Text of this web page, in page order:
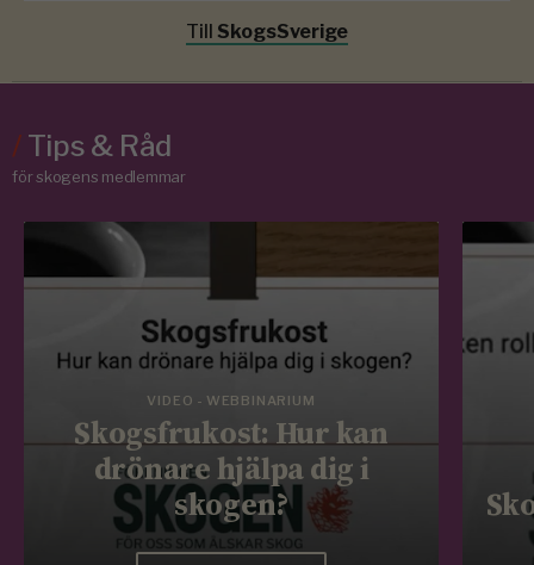
Till SkogsSverige
/Tips & Råd
för skogens medlemmar
VIDEO - WEBBINARIUM
Skogsfrukost: Hur kan
drönare hjälpa dig i
skogen?